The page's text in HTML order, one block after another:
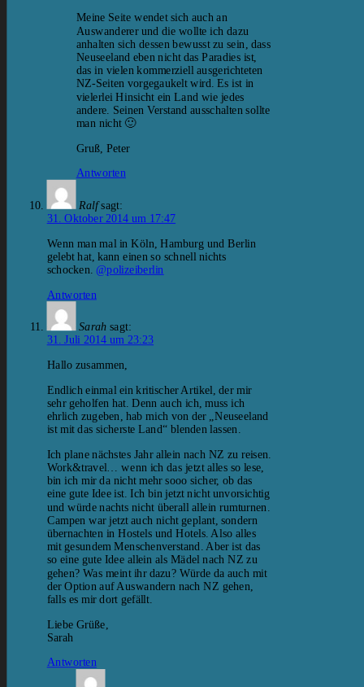
Meine Seite wendet sich auch an
Auswanderer und die wollte ich dazu
anhalten sich dessen bewusst zu sein, dass
Neuseeland eben nicht das Paradies ist,
das in vielen kommerziell ausgerichteten
NZ-Seiten vorgegaukelt wird. Es ist in
vielerlei Hinsicht ein Land wie jedes
andere. Seinen Verstand ausschalten sollte
man nicht 🙂
Gruß, Peter
Antworten
Ralf sagt:
31. Oktober 2014 um 17:47
Wenn man mal in Köln, Hamburg und Berlin
gelebt hat, kann einen so schnell nichts
schocken. @polizeiberlin
Antworten
Sarah sagt:
31. Juli 2014 um 23:23
Hallo zusammen,
Endlich einmal ein kritischer Artikel, der mir
sehr geholfen hat. Denn auch ich, muss ich
ehrlich zugeben, hab mich von der „Neuseeland
ist mit das sicherste Land“ blenden lassen.
Ich plane nächstes Jahr allein nach NZ zu reisen.
Work&travel… wenn ich das jetzt alles so lese,
bin ich mir da nicht mehr sooo sicher, ob das
eine gute Idee ist. Ich bin jetzt nicht unvorsichtig
und würde nachts nicht überall allein rumturnen.
Campen war jetzt auch nicht geplant, sondern
übernachten in Hostels und Hotels. Also alles
mit gesundem Menschenverstand. Aber ist das
so eine gute Idee allein als Mädel nach NZ zu
gehen? Was meint ihr dazu? Würde da auch mit
der Option auf Auswandern nach NZ gehen,
falls es mir dort gefällt.
Liebe Grüße,
Sarah
Antworten